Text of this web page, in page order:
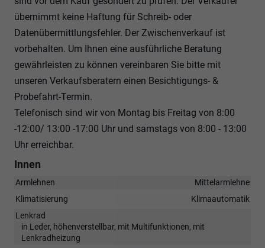
übernimmt keine Haftung für Schreib- oder
Datenübermittlungsfehler. Der Zwischenverkauf ist
vorbehalten. Um Ihnen eine ausführliche Beratung
gewährleisten zu können vereinbaren Sie bitte mit
unseren Verkaufsberatern einen Besichtigungs- &
Probefahrt-Termin.
Telefonisch sind wir von Montag bis Freitag von 8:00
-12:00/ 13:00 -17:00 Uhr und samstags von 8:00 - 13:00
Uhr erreichbar.
Innen
Armlehnen
Mittelarmlehne
Klimatisierung
Klimaautomatik
Lenkrad
in Leder, höhenverstellbar, mit Multifunktionen, mit
Lenkradheizung